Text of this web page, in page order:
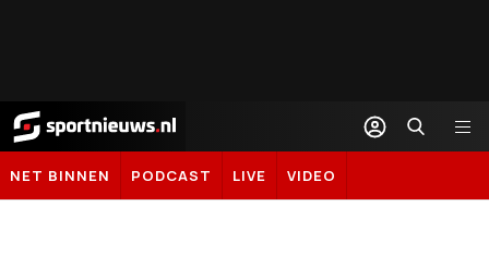
Sportnieuws.nl
NET BINNEN PODCAST LIVE VIDEO